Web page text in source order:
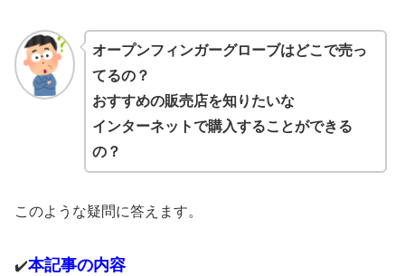
オープンフィンガーグローブはどこで売っ
てるの？
おすすめの販売店を知りたいな
インターネットで購入することができる
の？
このような疑問に答えます。
✔️本記事の内容